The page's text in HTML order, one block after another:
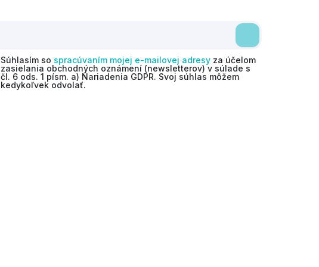
Súhlasím so spracúvaním mojej e-mailovej adresy za účelom
zasielania obchodných oznámení (newsletterov) v súlade s
čl. 6 ods. 1 písm. a) Nariadenia GDPR. Svoj súhlas môžem
kedykoľvek odvolať.